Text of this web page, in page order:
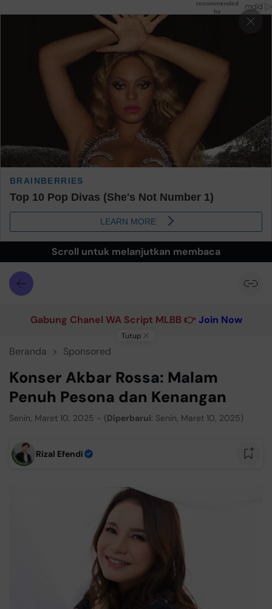
Scroll untuk melanjutkan membaca
Gabung Chanel WA Script MLBB 👉Join Now
Tutup
Beranda Sponsored
Konser Akbar Rossa: Malam
Penuh Pesona dan Kenangan
Senin, Maret 10, 2025 - (Diperbarui: Senin, Maret 10, 2025)
Rizal Efendi